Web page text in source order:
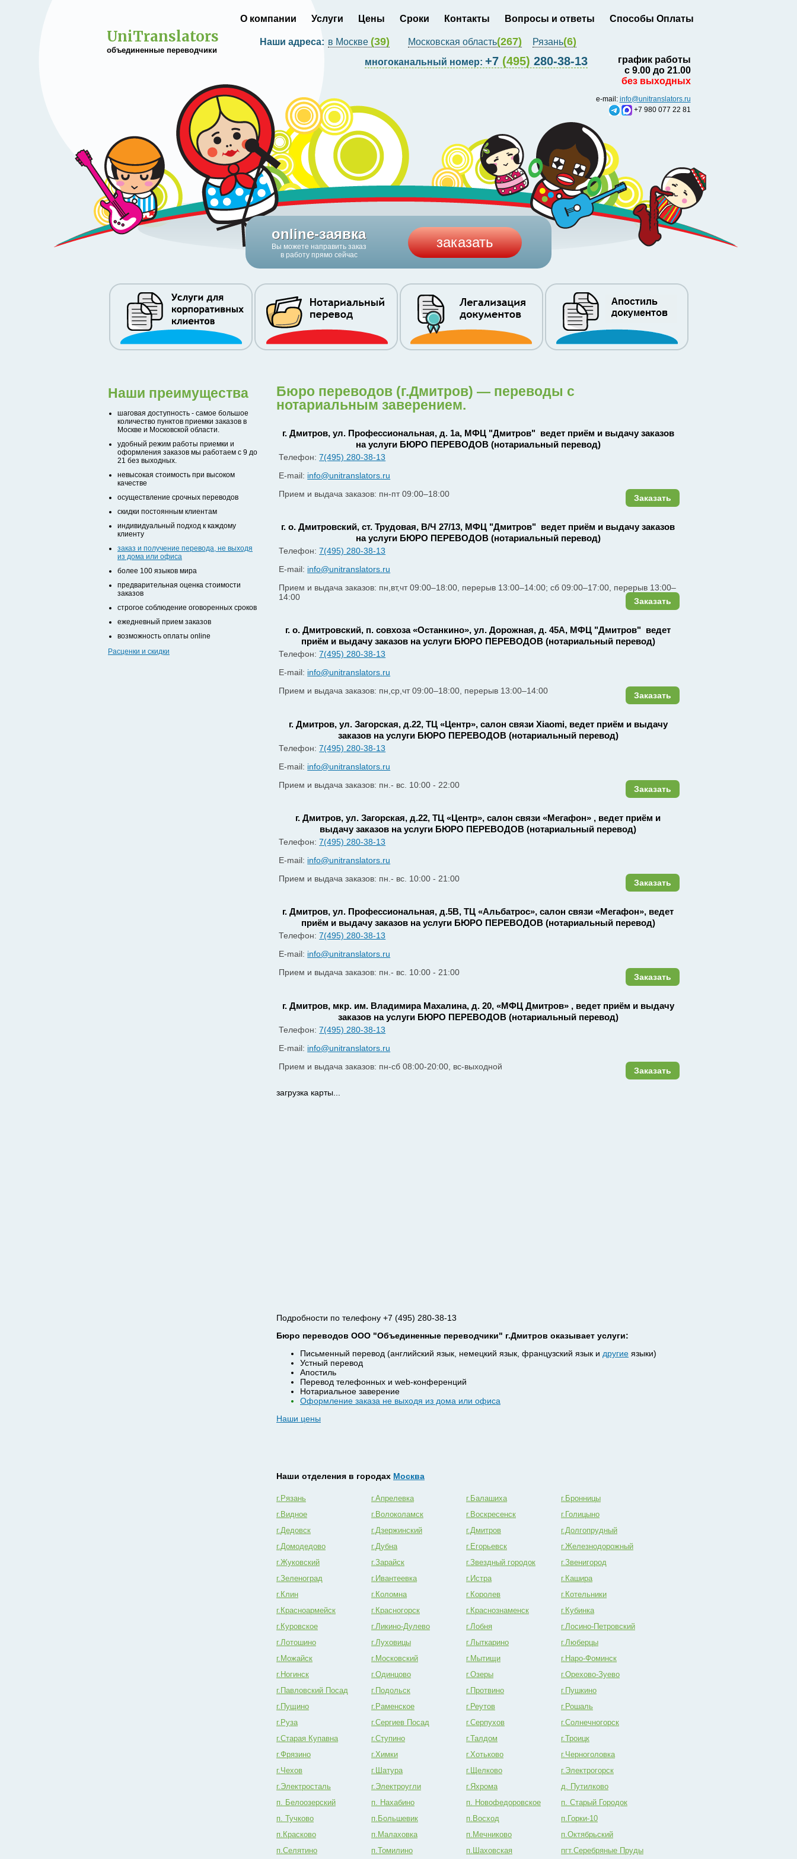
О компании Услуги Цены Сроки Контакты Вопросы и ответы Способы Оплаты
UniTranslators
объединенные переводчики
многоканальный номер: +7 (495) 280-38-13
график работы
с 9.00 до 21.00
без выходных
Наши адреса: в Москве (39) Московская область(267) Рязань(6)
e-mail: info@unitranslators.ru
+7 980 077 22 81
online-заявка
Вы можете направить заказ
в работу прямо сейчас
заказать
Наши преимущества
шаговая доступность - самое большое
количество пунктов приемки заказов в
Москве и Московской области.
удобный режим работы приемки и
оформления заказов мы работаем с 9 до
21 без выходных.
невысокая стоимость при высоком
качестве
осуществление срочных переводов
скидки постоянным клиентам
индивидуальный подход к каждому
клиенту
заказ и получение перевода, не выходя
из дома или офиса
более 100 языков мира
предварительная оценка стоимости
заказов
строгое соблюдение оговоренных сроков
ежедневный прием заказов
возможность оплаты online
Расценки и скидки
Бюро переводов (г.Дмитров) — переводы с
нотариальным заверением.
г. Дмитров, ул. Профессиональная, д. 1а, МФЦ "Дмитров" ведет приём и выдачу заказов
на услуги БЮРО ПЕРЕВОДОВ (нотариальный перевод)
Телефон:7(495) 280-38-13
E-mail: info@unitranslators.ru
Прием и выдача заказов: пн-пт 09:00–18:00
Заказать
г. о. Дмитровский, ст. Трудовая, В/Ч 27/13, МФЦ "Дмитров" ведет приём и выдачу заказов
на услуги БЮРО ПЕРЕВОДОВ (нотариальный перевод)
Телефон:7(495) 280-38-13
E-mail: info@unitranslators.ru
Прием и выдача заказов: пн,вт,чт 09:00–18:00, перерыв 13:00–14:00; сб 09:00–17:00, перерыв 13:00–
14:00
Заказать
г. о. Дмитровский, п. совхоза «Останкино», ул. Дорожная, д. 45А, МФЦ "Дмитров" ведет
приём и выдачу заказов на услуги БЮРО ПЕРЕВОДОВ (нотариальный перевод)
Телефон:7(495) 280-38-13
E-mail: info@unitranslators.ru
Прием и выдача заказов: пн,ср,чт 09:00–18:00, перерыв 13:00–14:00
Заказать
г. Дмитров, ул. Загорская, д.22, ТЦ «Центр», салон связи Xiaomi, ведет приём и выдачу
заказов на услуги БЮРО ПЕРЕВОДОВ (нотариальный перевод)
Телефон:7(495) 280-38-13
E-mail: info@unitranslators.ru
Прием и выдача заказов: пн.- вс. 10:00 - 22:00
Заказать
г. Дмитров, ул. Загорская, д.22, ТЦ «Центр», салон связи «Мегафон» , ведет приём и
выдачу заказов на услуги БЮРО ПЕРЕВОДОВ (нотариальный перевод)
Телефон:7(495) 280-38-13
E-mail: info@unitranslators.ru
Прием и выдача заказов: пн.- вс. 10:00 - 21:00
Заказать
г. Дмитров, ул. Профессиональная, д.5В, ТЦ «Альбатрос», салон связи «Мегафон», ведет
приём и выдачу заказов на услуги БЮРО ПЕРЕВОДОВ (нотариальный перевод)
Телефон:7(495) 280-38-13
E-mail: info@unitranslators.ru
Прием и выдача заказов: пн.- вс. 10:00 - 21:00
Заказать
г. Дмитров, мкр. им. Владимира Махалина, д. 20, «МФЦ Дмитров» , ведет приём и выдачу
заказов на услуги БЮРО ПЕРЕВОДОВ (нотариальный перевод)
Телефон:7(495) 280-38-13
E-mail: info@unitranslators.ru
Прием и выдача заказов: пн-сб 08:00-20:00, вс-выходной
Заказать
загрузка карты...
Подробности по телефону +7 (495) 280-38-13
Бюро переводов ООО "Объединенные переводчики" г.Дмитров оказывает услуги:
Письменный перевод (английский язык, немецкий язык, французский язык и другие языки)
Устный перевод
Апостиль
Перевод телефонных и web-конференций
Нотариальное заверение
Оформление заказа не выходя из дома или офиса
Наши цены
Наши отделения в городах Москва
г.Рязань г.Апрелевка г.Балашиха
г.Бронницы
г.Видное
г.Волоколамск г.Воскресенск
г.Голицыно
г.Дедовск
г.Дзержинский г.Дмитров
г.Долгопрудный
г.Домодедово
г.Дубна г.Егорьевск
г.Железнодорожный
г.Жуковский
г.Зарайск г.Звездный городок
г.Звенигород
г.Зеленоград
г.Ивантеевка г.Истра
г.Кашира
г.Клин
г.Коломна г.Королев
г.Котельники
г.Красноармейск
г.Красногорск г.Краснознаменск
г.Кубинка
г.Куровское
г.Ликино-Дулево г.Лобня
г.Лосино-Петровский
г.Лотошино
г.Луховицы г.Лыткарино
г.Люберцы
г.Можайск
г.Московский г.Мытищи
г.Наро-Фоминск
г.Ногинск
г.Одинцово г.Озеры
г.Орехово-Зуево
г.Павловский Посад
г.Подольск г.Протвино
г.Пушкино
г.Пущино
г.Раменское г.Реутов
г.Рошаль
г.Руза
г.Сергиев Посад г.Серпухов
г.Солнечногорск
г.Старая Купавна
г.Ступино г.Талдом
г.Троицк
г.Фрязино
г.Химки г.Хотьково
г.Черноголовка
г.Чехов
г.Шатура г.Щелково
г.Электрогорск
г.Электросталь
г.Электроугли г.Яхрома
д. Путилково
п. Белоозерский
п. Нахабино п. Новофедоровское
п. Старый Городок
п. Тучково
п.Большевик п.Восход
п.Горки-10
п.Красково
п.Малаховка п.Мечниково
п.Октябрьский
п.Селятино
п.Томилино п.Шаховская пгт.Серебряные Пруды